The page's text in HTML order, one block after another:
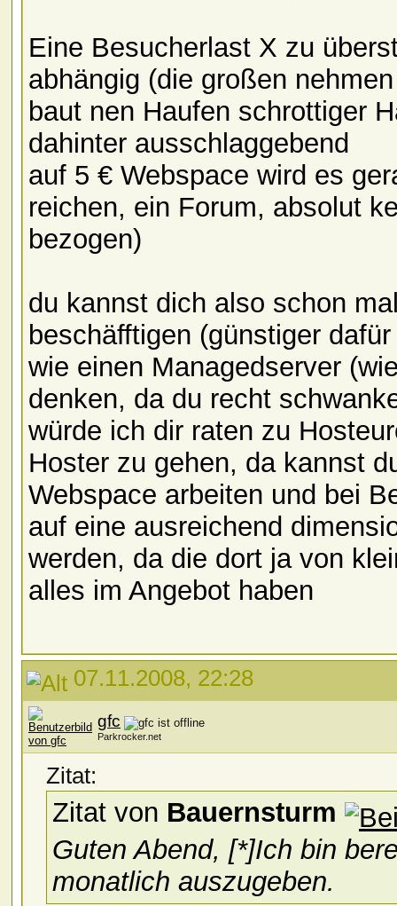
Eine Besucherlast X zu
abhängig (die großen
baut nen Haufen schrottiger
dahinter ausschlaggebend
auf 5 € Webspace wird es
reichen, ein Forum, absolut
bezogen)
du kannst dich also schon
beschäfftigen (günstiger
wie einen Managedserver
denken, da du recht
würde ich dir raten zu
Hoster zu gehen, da kannst
Webspace arbeiten und bei
auf eine ausreichend
werden, da die dort ja von
alles im Angebot haben
07.11.2008, 22:28
gfc
Parkrocker.net
Zitat:
Zitat von Bauernsturm
Guten Abend, [*]Ich bin
monatlich auszugeben.